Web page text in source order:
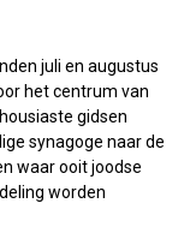
juli en augustus
het centrum van
gidsen
synagoge naar de
waar ooit joodse
worden